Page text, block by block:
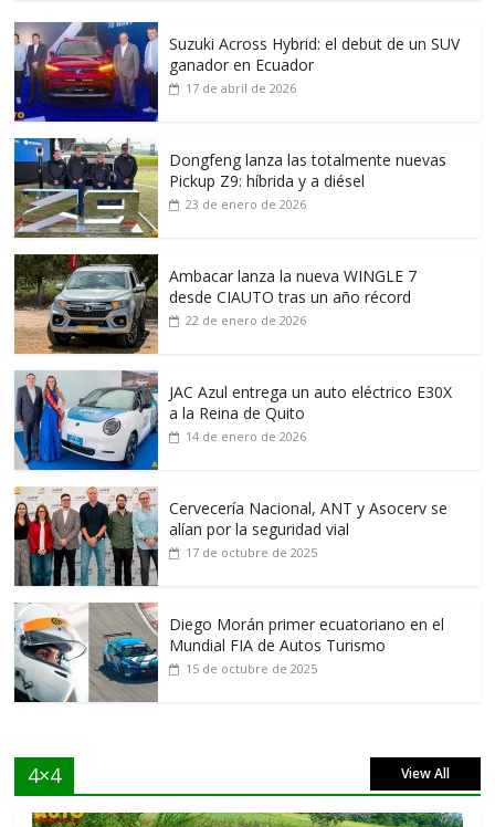
Suzuki Across Hybrid: el debut de un SUV
ganador en Ecuador
17 de abril de 2026
Dongfeng lanza las totalmente nuevas
Pickup Z9: híbrida y a diésel
23 de enero de 2026
Ambacar lanza la nueva WINGLE 7
desde CIAUTO tras un año récord
22 de enero de 2026
JAC Azul entrega un auto eléctrico E30X
a la Reina de Quito
14 de enero de 2026
Cervecería Nacional, ANT y Asocerv se
alían por la seguridad vial
17 de octubre de 2025
Diego Morán primer ecuatoriano en el
Mundial FIA de Autos Turismo
15 de octubre de 2025
4×4 View All